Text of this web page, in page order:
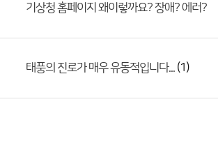
기상청 홈페이지 왜이렇까요? 장애? 에러?
태풍의 진로가 매우 유동적입니다... (1)